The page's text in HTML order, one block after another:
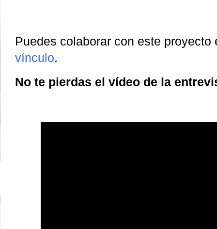
Puedes colaborar con este proyecto
vínculo.
No te pierdas el vídeo de la